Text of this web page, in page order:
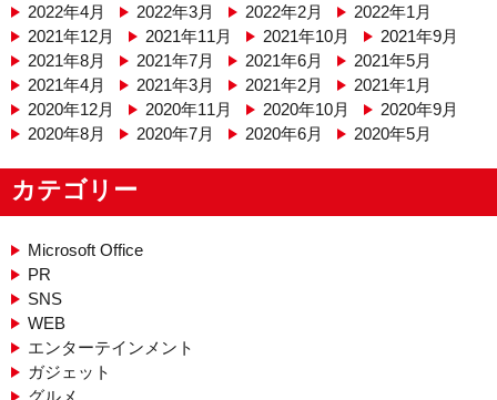
2022年4月
2022年3月 2022年2月
2022年1月
2021年12月
2021年11月 2021年10月
2021年9月
2021年8月
2021年7月 2021年6月
2021年5月
2021年4月
2021年3月 2021年2月
2021年1月
2020年12月
2020年11月 2020年10月
2020年9月
2020年8月
2020年7月 2020年6月 2020年5月
カテゴリー
Microsoft Office
PR
SNS
WEB
エンターテインメント
ガジェット
グルメ